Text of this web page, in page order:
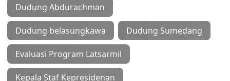
Dudung Abdurachman
Dudung belasungkawa Dudung Sumedang
Evaluasi Program Latsarmil
Kepala Staf Kepresidenan